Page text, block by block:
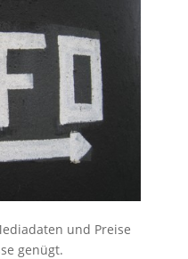
und Preise
genügt.